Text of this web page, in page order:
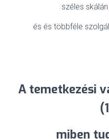
széles
és és többféle
A temetkezési
miben